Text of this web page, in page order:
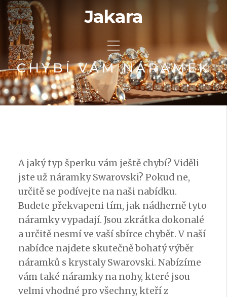
Jakara
CHYBÍ VÁM NÁRAMEK
A jaký typ šperku vám ještě chybí? Viděli
jste už náramky Swarovski? Pokud ne,
určitě se podívejte na naši nabídku.
Budete překvapeni tím, jak nádherně tyto
náramky vypadají. Jsou zkrátka dokonalé
a určitě nesmí ve vaší sbírce chybět. V naší
nabídce najdete skutečně bohatý výběr
náramků s krystaly Swarovski. Nabízíme
vám také náramky na nohy, které jsou
velmi vhodné pro všechny, kteří z